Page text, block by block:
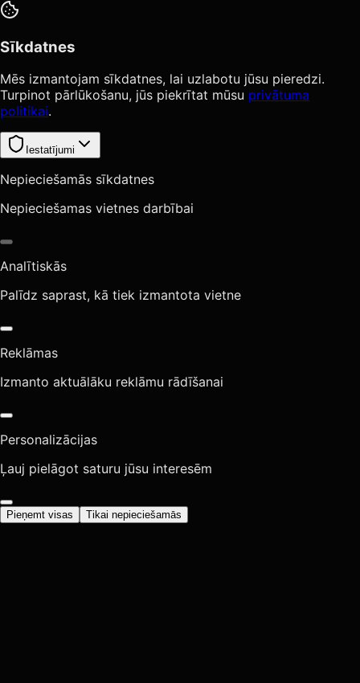
Sīkdatnes
Mēs izmantojam sīkdatnes, lai uzlabotu jūsu pieredzi.
Turpinot pārlūkošanu, jūs piekrītat mūsu privātuma
politikai.
Iestatījumi
Nepieciešamās sīkdatnes
Nepieciešamas vietnes darbībai
Analītiskās
Palīdz saprast, kā tiek izmantota vietne
Reklāmas
Izmanto aktuālāku reklāmu rādīšanai
Personalizācijas
Ļauj pielāgot saturu jūsu interesēm
Pieņemt visas Tikai nepieciešamās